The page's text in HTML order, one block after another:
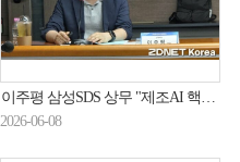
이주평 삼성SDS 상무 "제조AI 핵심 데이터는 시계열"
2026-06-08